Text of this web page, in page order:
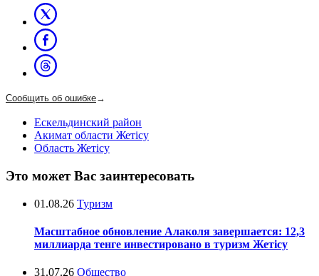
Сообщить об ошибке→
Ескельдинский район
Акимат области Жетісу
Область Жетісу
Это может Вас заинтересовать
01.08.26 Туризм
Масштабное обновление Алаколя завершается: 12,3
миллиарда тенге инвестировано в туризм Жетісу
31.07.26 Общество